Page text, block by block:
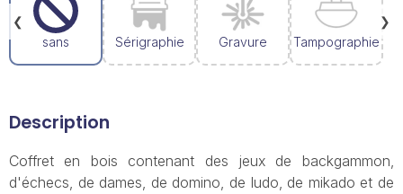
sans Sérigraphie Gravure Tampographie
❯
❮
Description
Coffret en bois contenant des jeux de backgammon,
d'échecs, de dames, de domino, de ludo, de mikado et de